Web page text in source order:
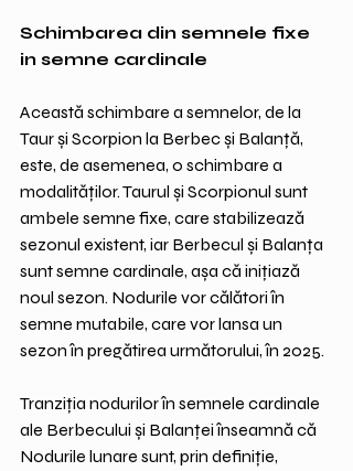
Schimbarea din semnele fixe
in semne cardinale
Această schimbare a semnelor, de la
Taur și Scorpion la Berbec și Balanță,
este, de asemenea, o schimbare a
modalităților. Taurul și Scorpionul sunt
ambele semne fixe, care stabilizează
sezonul existent, iar Berbecul și Balanța
sunt semne cardinale, așa că inițiază
noul sezon. Nodurile vor călători în
semne mutabile, care vor lansa un
sezon în pregătirea următorului, în 2025.
Tranziția nodurilor în semnele cardinale
ale Berbecului și Balanței înseamnă că
Nodurile lunare sunt, prin definiție,